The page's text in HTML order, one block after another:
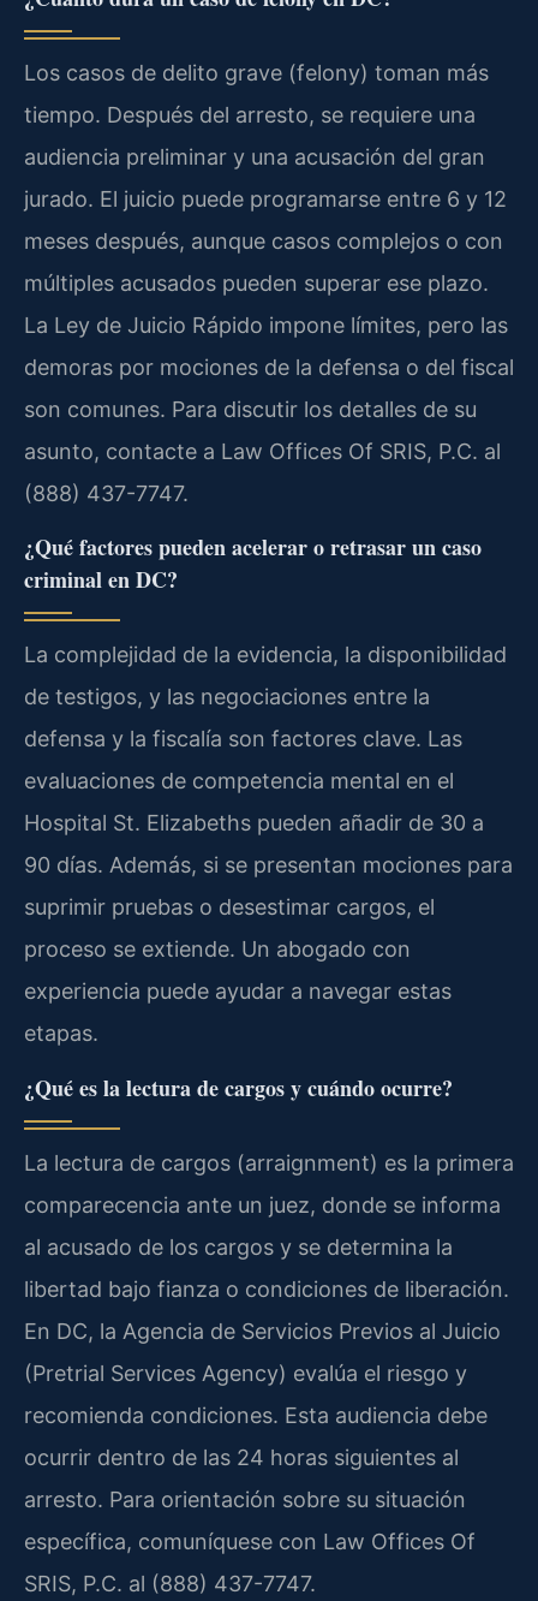
Los casos de delito grave (felony) toman más
tiempo. Después del arresto, se requiere una
audiencia preliminar y una acusación del gran
jurado. El juicio puede programarse entre 6 y 12
meses después, aunque casos complejos o con
múltiples acusados pueden superar ese plazo.
La Ley de Juicio Rápido impone límites, pero las
demoras por mociones de la defensa o del fiscal
son comunes. Para discutir los detalles de su
asunto, contacte a Law Offices Of SRIS, P.C. al
(888) 437-7747.
¿Qué factores pueden acelerar o retrasar un caso
criminal en DC?
La complejidad de la evidencia, la disponibilidad
de testigos, y las negociaciones entre la
defensa y la fiscalía son factores clave. Las
evaluaciones de competencia mental en el
Hospital St. Elizabeths pueden añadir de 30 a
90 días. Además, si se presentan mociones para
suprimir pruebas o desestimar cargos, el
proceso se extiende. Un abogado con
experiencia puede ayudar a navegar estas
etapas.
¿Qué es la lectura de cargos y cuándo ocurre?
La lectura de cargos (arraignment) es la primera
comparecencia ante un juez, donde se informa
al acusado de los cargos y se determina la
libertad bajo fianza o condiciones de liberación.
En DC, la Agencia de Servicios Previos al Juicio
(Pretrial Services Agency) evalúa el riesgo y
recomienda condiciones. Esta audiencia debe
ocurrir dentro de las 24 horas siguientes al
arresto. Para orientación sobre su situación
específica, comuníquese con Law Offices Of
SRIS, P.C. al (888) 437-7747.